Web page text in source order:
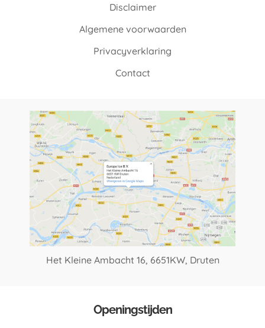
Disclaimer
Algemene voorwaarden
Privacyverklaring
Contact
Het Kleine Ambacht 16, 6651KW, Druten
Openingstijden